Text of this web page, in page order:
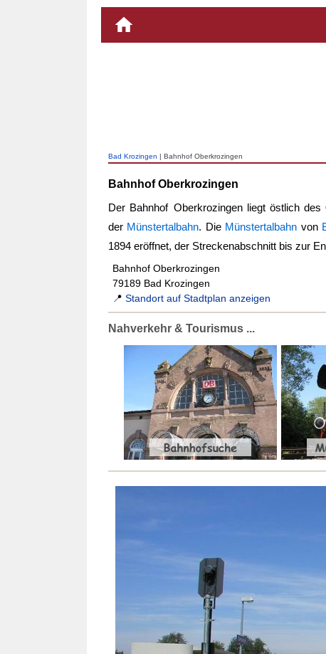
Bad Krozingen | Bahnhof Oberkrozingen
Bahnhof Oberkrozingen
Der Bahnhof Oberkrozingenliegt östlich des
der Münstertalbahn. Die Münstertalbahn von
1894 eröffnet, der Streckenabschnitt bis zur
Bahnhof Oberkrozingen
79189 Bad Krozingen
📍 Standort auf Stadtplan anzeigen
Nahverkehr & Tourismus ...